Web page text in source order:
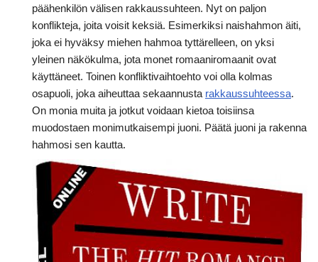
päähenkilön välisen rakkaussuhteen. Nyt on paljon
konflikteja, joita voisit keksiä. Esimerkiksi naishahmon äiti,
joka ei hyväksy miehen hahmoa tyttärelleen, on yksi
yleinen näkökulma, jota monet romaaniromaanit ovat
käyttäneet. Toinen konfliktivaihtoehto voi olla kolmas
osapuoli, joka aiheuttaa sekaannusta rakkaussuhteessa.
On monia muita ja jotkut voidaan kietoa toisiinsa
muodostaen monimutkaisempi juoni. Päätä juoni ja rakenna
hahmosi sen kautta.